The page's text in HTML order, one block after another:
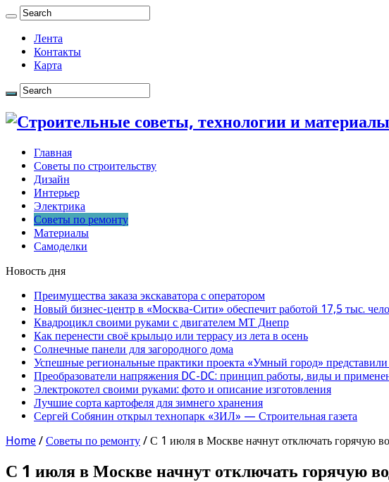
Лента
Контакты
Карта
Главная
Советы по строительству
Дизайн
Интерьер
Электрика
Советы по ремонту
Материалы
Самоделки
Новость дня
Преимущества заказа экскаватора с оператором
Новый бизнес-центр в «Москва-Сити» обеспечит работой 17,5 тыс.
Квадроцикл своими руками с двигателем МТ Днепр
Как перенести своё крыльцо или террасу из лета в осень
Солнечные панели для загородного дома
Успешные региональные практики проекта «Умный город»
Преобразователи напряжения DC-DC: принцип работы, виды и
Электрокотел своими руками: фото и описание изготовления
Лучшие сорта картофеля для зимнего хранения
Сергей Собянин открыл технопарк «ЗИЛ» — Строительная газета
Home / Советы по ремонту / С 1 июля в Москве начнут отключать горячую
С 1 июля в Москве начнут отключать горячую